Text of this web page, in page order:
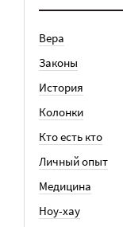
Вера
Законы
История
Колонки
Кто есть кто
Личный опыт
Медицина
Ноу-хау